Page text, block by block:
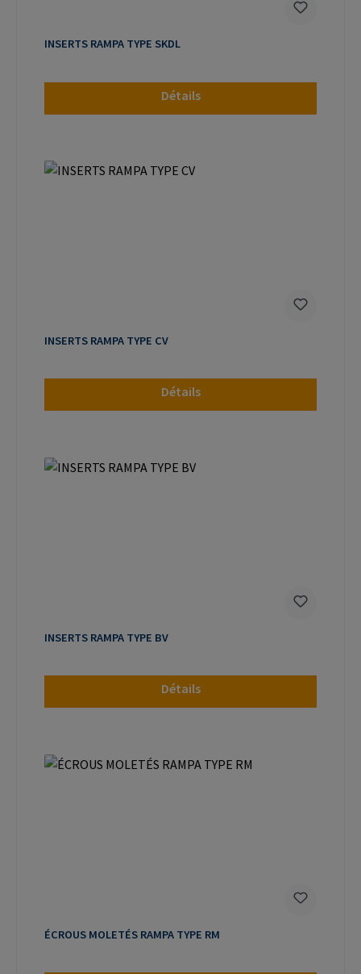
INSERTS RAMPA TYPE SKDL
Détails
INSERTS RAMPA TYPE CV
Détails
INSERTS RAMPA TYPE BV
Détails
ÉCROUS MOLETÉS RAMPA TYPE RM